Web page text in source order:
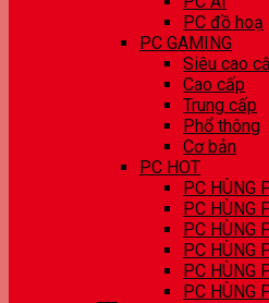
PC đồ hoạ
PC GAMING
Siêu cao
Cao cấp
Trung cấp
Phổ thông
Cơ bản
PC HOT
PC HÙNG
PC HÙNG
PC HÙNG
PC HÙNG
PC HÙNG
PC HÙNG